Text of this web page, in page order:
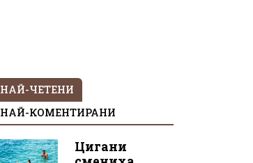
НАЙ-ЧЕТЕНИ
НАЙ-КОМЕНТИРАНИ
Цигани